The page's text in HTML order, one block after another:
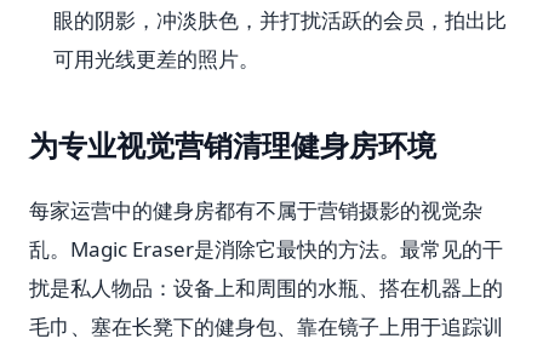
眼的阴影，冲淡肤色，并打扰活跃的会员，拍出比
可用光线更差的照片。
为专业视觉营销清理健身房环境
每家运营中的健身房都有不属于营销摄影的视觉杂
乱。Magic Eraser是消除它最快的方法。最常见的干
扰是私人物品：设备上和周围的水瓶、搭在机器上的
毛巾、塞在长凳下的健身包、靠在镜子上用于追踪训